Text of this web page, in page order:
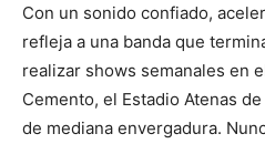
Con un sonido confiado,
refleja a una banda que
realizar shows semanales en
Cemento, el Estadio Atenas
de mediana envergadura.